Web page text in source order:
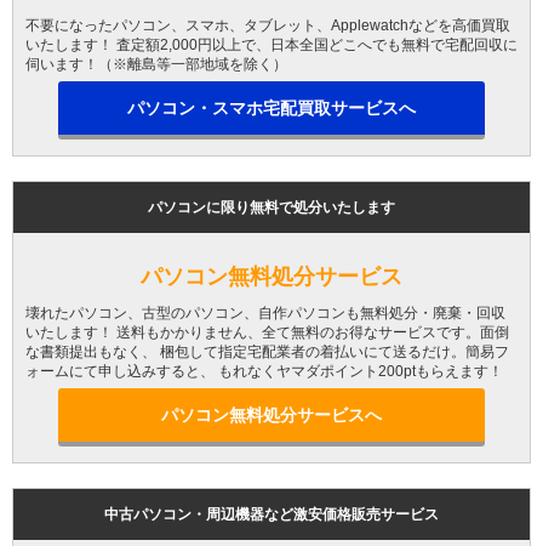
不要になったパソコン、スマホ、タブレット、Applewatchなどを高価買取
いたします！ 査定額2,000円以上で、日本全国どこへでも無料で宅配回収に
伺います！（※離島等一部地域を除く）
パソコン・スマホ宅配買取サービスへ
パソコンに限り無料で処分いたします
パソコン無料処分サービス
壊れたパソコン、古型のパソコン、自作パソコンも無料処分・廃棄・回収
いたします！ 送料もかかりません、全て無料のお得なサービスです。面倒
な書類提出もなく、 梱包して指定宅配業者の着払いにて送るだけ。簡易フ
ォームにて申し込みすると、 もれなくヤマダポイント200ptもらえます！
パソコン無料処分サービスへ
中古パソコン・周辺機器など激安価格販売サービス